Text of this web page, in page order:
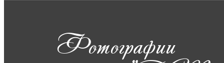
Фотографии